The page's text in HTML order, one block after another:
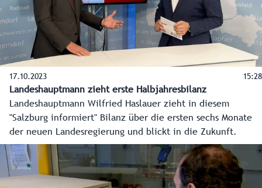
17.10.2023 15:28
Landeshauptmann zieht erste Halbjahresbilanz
Landeshauptmann Wilfried Haslauer zieht in diesem
"Salzburg informiert" Bilanz über die ersten sechs Monate
der neuen Landesregierung und blickt in die Zukunft.